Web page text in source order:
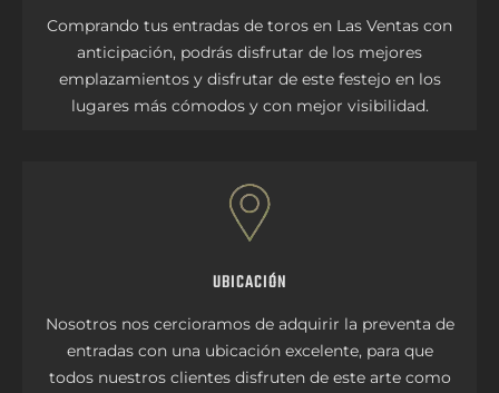
Comprando tus entradas de toros en Las Ventas con
anticipación, podrás disfrutar de los mejores
emplazamientos y disfrutar de este festejo en los
lugares más cómodos y con mejor visibilidad.
UBICACIÓN
Nosotros nos cercioramos de adquirir la preventa de
entradas con una ubicación excelente, para que
todos nuestros clientes disfruten de este arte como